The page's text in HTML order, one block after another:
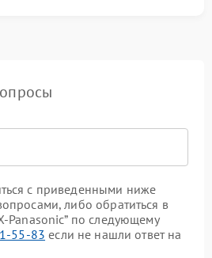
с приведенными ниже
либо обратиться в
Panasonic” по следующему
55-83 если не нашли ответ на